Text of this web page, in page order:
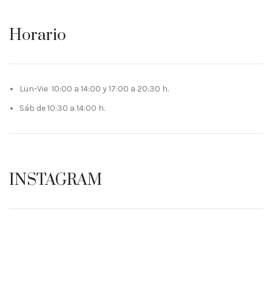
Horario
Lun-Vie 10:00 a 14:00 y 17:00 a 20:30 h.
Sáb de 10:30 a 14:00 h.
INSTAGRAM